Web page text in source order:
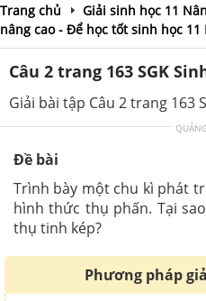
Trang chủ
Giải sinh học 11
nâng cao - Để học tốt sinh học 11
Câu 2 trang 163 SGK
Giải bài tập Câu 2 trang 163
Đề bài
Trình bày một chu kì phát
hình thức thụ phấn. Tại
thụ tinh kép?
Phương pháp